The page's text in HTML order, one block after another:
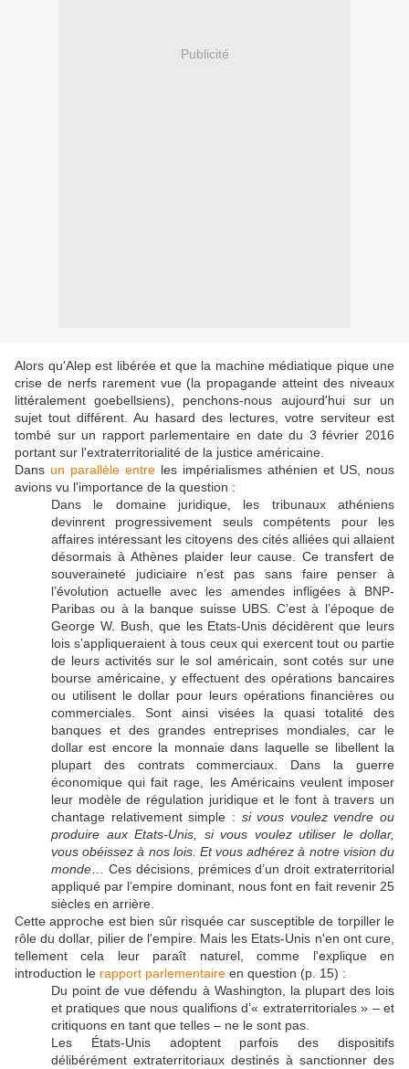
Publicité
Alors qu'Alep est libérée et que la machine médiatique pique une
crise de nerfs rarement vue (la propagande atteint des niveaux
littéralement goebellsiens), penchons-nous aujourd'hui sur un
sujet tout différent. Au hasard des lectures, votre serviteur est
tombé sur un rapport parlementaire en date du 3 février 2016
portant sur l'extraterritorialité de la justice américaine.
Dans un parallèle entre les impérialismes athénien et US, nous
avions vu l'importance de la question :
Dans le domaine juridique, les tribunaux athéniens
devinrent progressivement seuls compétents pour les
affaires intéressant les citoyens des cités alliées qui allaient
désormais à Athènes plaider leur cause. Ce transfert de
souveraineté judiciaire n’est pas sans faire penser à
l’évolution actuelle avec les amendes infligées à BNP-
Paribas ou à la banque suisse UBS. C’est à l’époque de
George W. Bush, que les Etats-Unis décidèrent que leurs
lois s’appliqueraient à tous ceux qui exercent tout ou partie
de leurs activités sur le sol américain, sont cotés sur une
bourse américaine, y effectuent des opérations bancaires
ou utilisent le dollar pour leurs opérations financières ou
commerciales. Sont ainsi visées la quasi totalité des
banques et des grandes entreprises mondiales, car le
dollar est encore la monnaie dans laquelle se libellent la
plupart des contrats commerciaux. Dans la guerre
économique qui fait rage, les Américains veulent imposer
leur modèle de régulation juridique et le font à travers un
chantage relativement simple : si vous voulez vendre ou
produire aux Etats-Unis, si vous voulez utiliser le dollar,
vous obéissez à nos lois. Et vous adhérez à notre vision du
monde … Ces décisions, prémices d’un droit extraterritorial
appliqué par l’empire dominant, nous font en fait revenir 25
siècles en arrière.
Cette approche est bien sûr risquée car susceptible de torpiller le
rôle du dollar, pilier de l'empire. Mais les Etats-Unis n'en ont cure,
tellement cela leur paraît naturel, comme l'explique en
introduction le rapport parlementaire en question (p. 15) :
Du point de vue défendu à Washington, la plupart des lois
et pratiques que nous qualifions d’« extraterritoriales » – et
critiquons en tant que telles – ne le sont pas.
Les États-Unis adoptent parfois des dispositifs
délibérément extraterritoriaux destinés à sanctionner des